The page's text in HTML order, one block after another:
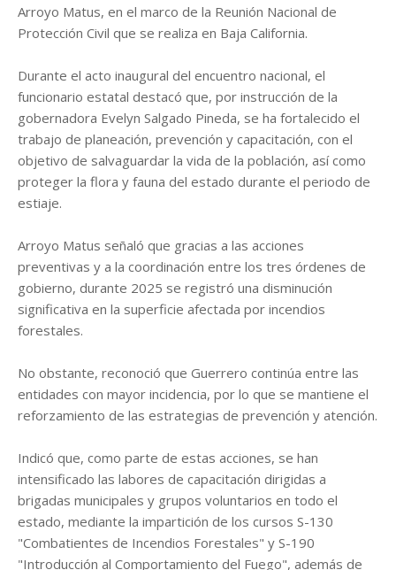
Arroyo Matus, en el marco de la Reunión Nacional de
Protección Civil que se realiza en Baja California.
Durante el acto inaugural del encuentro nacional, el
funcionario estatal destacó que, por instrucción de la
gobernadora Evelyn Salgado Pineda, se ha fortalecido el
trabajo de planeación, prevención y capacitación, con el
objetivo de salvaguardar la vida de la población, así como
proteger la flora y fauna del estado durante el periodo de
estiaje.
Arroyo Matus señaló que gracias a las acciones
preventivas y a la coordinación entre los tres órdenes de
gobierno, durante 2025 se registró una disminución
significativa en la superficie afectada por incendios
forestales.
No obstante, reconoció que Guerrero continúa entre las
entidades con mayor incidencia, por lo que se mantiene el
reforzamiento de las estrategias de prevención y atención.
Indicó que, como parte de estas acciones, se han
intensificado las labores de capacitación dirigidas a
brigadas municipales y grupos voluntarios en todo el
estado, mediante la impartición de los cursos S-130
"Combatientes de Incendios Forestales" y S-190
"Introducción al Comportamiento del Fuego", además de